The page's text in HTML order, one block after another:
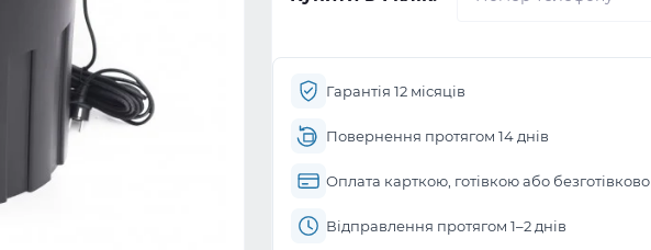
Гарантія 12 місяців
Повернення протягом 14 днів
Оплата карткою, готівкою або безготівково
Відправлення протягом 1–2 днів